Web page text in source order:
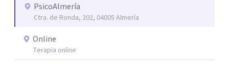
personalizado. Utilizo diferentes técnicas psicológicas
aunque mi especialidad es la hipnosis clínica, como
eficacia, reduciendo el tiempo de tratamiento y
consiguiendo cambios positivos desde la primera sesión.
PsicoAlmería
Ctra. de Ronda, 202, 04005 Almería
Online
Terapia online